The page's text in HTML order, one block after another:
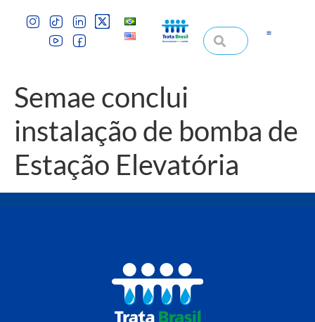
Semae conclui
instalação de bomba de
Estação Elevatória